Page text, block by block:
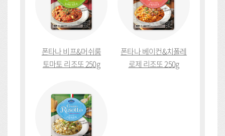
폰타나 비프&머쉬룸
토마토 리조또 250g
폰타나 베이컨&치폴레
로제 리조또 250g